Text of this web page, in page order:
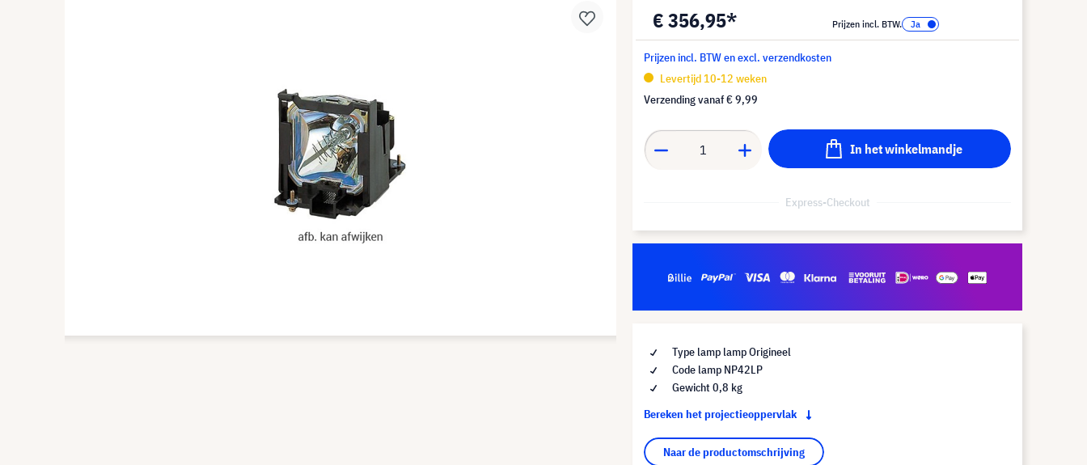
€ 356,95* Prijzen incl. BTW.
Prijzen incl. BTW en excl. verzendkosten
Levertijd 10-12 weken
Verzending vanaf€ 9,99
In het winkelmandje
Express-Checkout
Type lamp lamp Origineel
Code lamp NP42LP
Gewicht 0,8 kg
Bereken het projectieoppervlak
Naar de productomschrijving